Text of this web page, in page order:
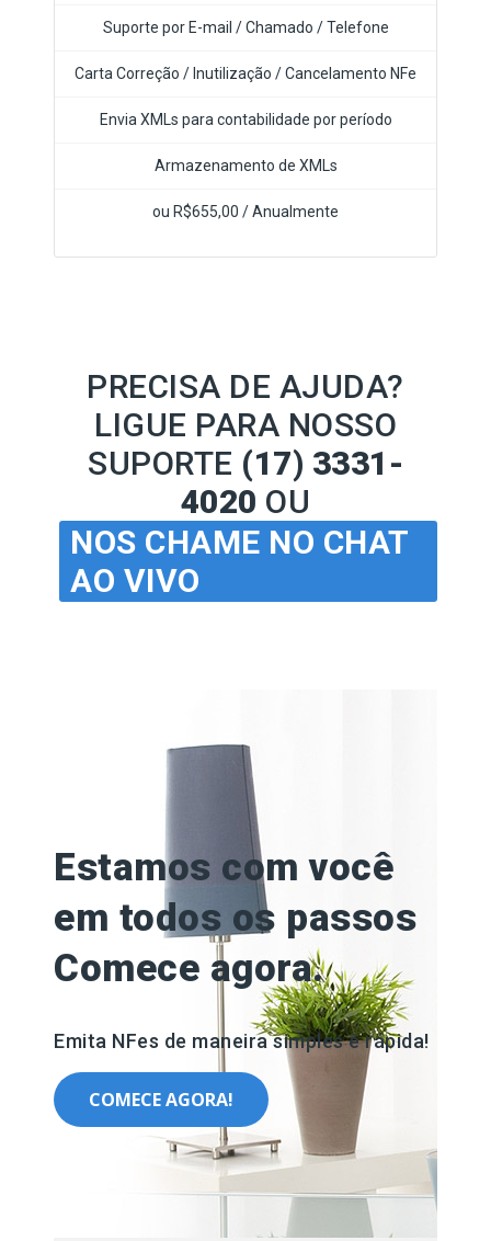
Suporte por E-mail / Chamado / Telefone
Carta Correção / Inutilização / Cancelamento NFe
Envia XMLs para contabilidade por período
Armazenamento de XMLs
ou R$655,00 / Anualmente
PRECISA DE AJUDA?
LIGUE PARA NOSSO
SUPORTE (17) 3331-
4020 OU
NOS CHAME NO CHAT
AO VIVO
Estamos com você
em todos os passos
Comece agora.
Emita NFes de maneira simples e rápida!
COMECE AGORA!